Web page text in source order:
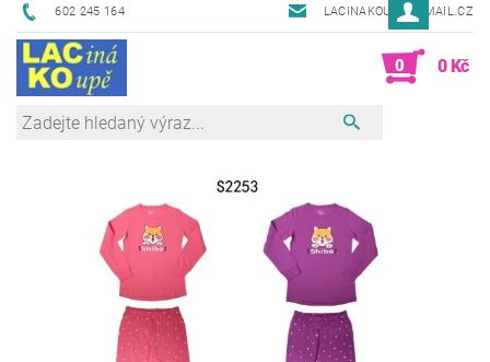
602 245 164 LACINAKOUPE@EMAIL.CZ
0 0 Kč